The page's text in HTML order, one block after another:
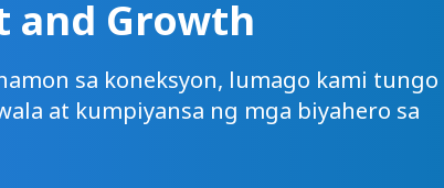
and Growth
sa koneksyon, lumago kami tungo
at kumpiyansa ng mga biyahero sa